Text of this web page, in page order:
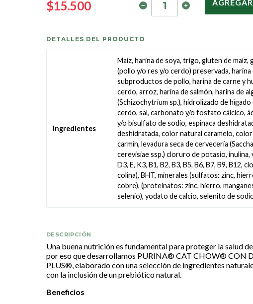
$15.500
DETALLES DEL PRODUCTO
Ingredientes
Maíz, harina de soya, trigo, gluten de maíz,
(pollo y/o res y/o cerdo) preservada, harina
subproductos de pollo, harina de carne y
cerdo, arroz, harina de salmón, harina de
(Schizochytrium sp.), hidrolizado de hígado
cerdo, sal, carbonato y/o fosfato cálcico,
y/o bisulfato de sodio, espinaca
deshidratada, color natural caramelo,
carmín, levadura seca de cervecería
cerevisiae ssp.) cloruro de potasio, inulina,
D3, E, K3, B1, B2, B3, B5, B6, B7, B9, B12,
colina), BHT, minerales (sulfatos: zinc,
cobre), (proteinatos: zinc, hierro,
selenio), yodato de calcio, selenito de
DESCRIPCIÓN
Una buena nutrición es fundamental para proteger la salud
por eso que desarrollamos PURINA® CAT CHOW® CON
PLUS®, elaborado con una selección de ingredientes
con la inclusión de un prebiótico natural.
Beneficios